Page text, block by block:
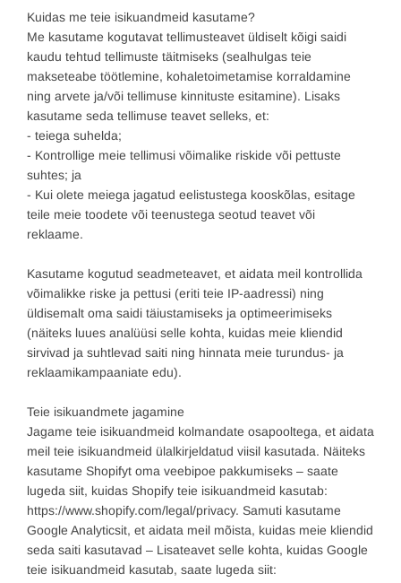
Kuidas me teie isikuandmeid kasutame?
Me kasutame kogutavat tellimusteavet üldiselt kõigi saidi
kaudu tehtud tellimuste täitmiseks (sealhulgas teie
makseteabe töötlemine, kohaletoimetamise korraldamine
ning arvete ja/või tellimuse kinnituste esitamine). Lisaks
kasutame seda tellimuse teavet selleks, et:
- teiega suhelda;
- Kontrollige meie tellimusi võimalike riskide või pettuste
suhtes; ja
- Kui olete meiega jagatud eelistustega kooskõlas, esitage
teile meie toodete või teenustega seotud teavet või
reklaame.
Kasutame kogutud seadmeteavet, et aidata meil kontrollida
võimalikke riske ja pettusi (eriti teie IP-aadressi) ning
üldisemalt oma saidi täiustamiseks ja optimeerimiseks
(näiteks luues analüüsi selle kohta, kuidas meie kliendid
sirvivad ja suhtlevad saiti ning hinnata meie turundus- ja
reklaamikampaaniate edu).
Teie isikuandmete jagamine
Jagame teie isikuandmeid kolmandate osapooltega, et aidata
meil teie isikuandmeid ülalkirjeldatud viisil kasutada. Näiteks
kasutame Shopifyt oma veebipoe pakkumiseks – saate
lugeda siit, kuidas Shopify teie isikuandmeid kasutab:
https://www.shopify.com/legal/privacy. Samuti kasutame
Google Analyticsit, et aidata meil mõista, kuidas meie kliendid
seda saiti kasutavad – Lisateavet selle kohta, kuidas Google
teie isikuandmeid kasutab, saate lugeda siit: